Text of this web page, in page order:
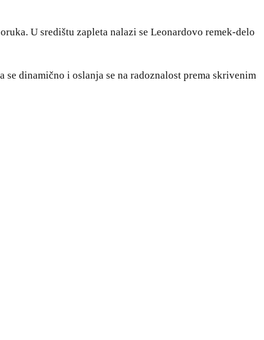
U središtu zapleta nalazi se Leonardovo remek-delo
dinamično i oslanja se na radoznalost prema skrivenim